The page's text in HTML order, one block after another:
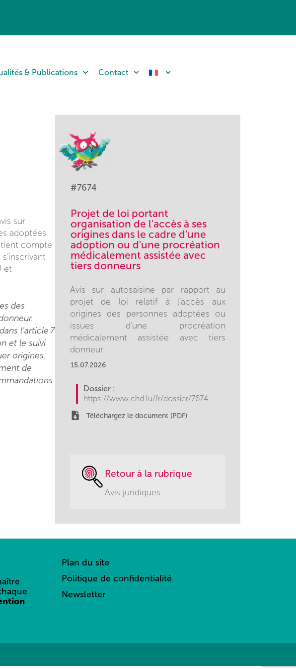
& Publications Contact
sur
adoptées
tient compte
et
des
l’article 7
et le suivi
origines,
de
#7674
Projet de loi portant
organisation de l'accès à ses
origines dans le cadre d'une
adoption ou d'une procréation
médicalement assistée avec
tiers donneurs
Avis sur autosaisine par rapport au
projet de loi relatif à l’accès aux
origines des personnes adoptées ou
issues d’une procréation
médicalement assistée avec tiers
donneur.
15.07.2026
Dossier :
https://www.chd.lu/fr/dossier/7674
Téléchargez le document (PDF)
Retour à la rubrique
Avis juridiques
Plan du site
Politique de confidentialité
Newsletter